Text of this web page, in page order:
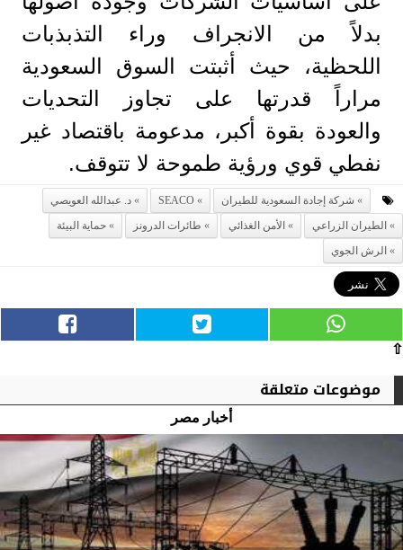
بدلاً من الانجراف وراء التذبذبات
اللحظية، حيث أثبتت السوق السعودية
مراراً قدرتها على تجاوز التحديات
والعودة بقوة أكبر، مدعومة باقتصاد غير
نفطي قوي ورؤية طموحة لا تتوقف.
شركة إجادة السعودية للطيران SEACO
د. عبدالله العويصي
الطيران الزراعي
الأمن الغذائي طائرات الدرونز
حماية البيئة
الرش الجوي
⇧
موضوعات متعلقة
أخبار مصر